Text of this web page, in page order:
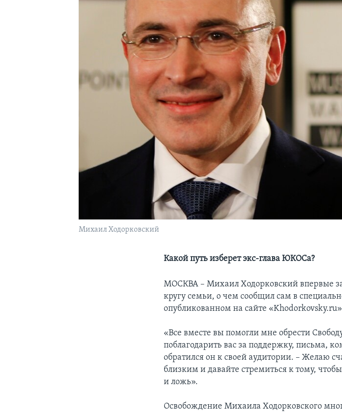
Михаил Ходорковский
Какой путь изберет экс-глава ЮКОСа?
МОСКВА – Михаил Ходорковский впервые за
кругу семьи, о чем сообщил сам в
опубликованном на сайте
«Все вместе вы помогли мне обрести
поблагодарить вас за поддержку, письма,
обратился он к своей аудитории. – Желаю
близким и давайте стремиться к тому,
и ложь».
Освобождение Михаила Ходорковского